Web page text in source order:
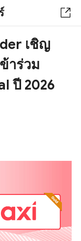
เชิญ
าร่วม
ปี 2026